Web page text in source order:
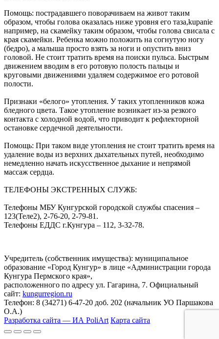
Помощь: пострадавшего поворачиваем на живот таким
образом, чтобы голова оказалась ниже уровня его таза,kupanie
например, на скамейку таким образом, чтобы голова свисала с
края скамейки. Ребенка можно положить на согнутую ногу
(бедро), а малыша просто взять за ноги и опустить вниз
головой. Не стоит тратить время на поиски пульса. Быстрым
движением вводим в его ротовую полость пальцы и
круговыми движениями удаляем содержимое его ротовой
полости.
Признаки «белого» утопления. У таких утопленников кожа
бледного цвета. Такое утопление возникает из-за резкого
контакта с холодной водой, что приводит к рефлекторной
остановке сердечной деятельности.
Помощь: При таком виде утопления не стоит тратить время на
удаление воды из верхних дыхательных путей, необходимо
немедленно начать искусственное дыхание и непрямой
массаж сердца.
ТЕЛЕФОНЫ ЭКСТРЕННЫХ СЛУЖБ:
Телефоны МБУ Кунгурской городской службы спасения –
123(Теле2), 2-76-20, 2-79-81.
Телефоны ЕДДС г.Кунгура – 112, 3-32-78.
Учредитель (собственник имущества): муниципальное
образование «Город Кунгур» в лице «Администрации города
Кунгура Пермского края»,
расположенного по адресу ул. Гагарина, 7. Официальный
сайт: kungurregion.ru
Телефон: 8 (34271) 6-47-20 доб. 202 (начальник УО Паршакова
О.А.)
Разработка сайта — ИА PoliArt Карта сайта